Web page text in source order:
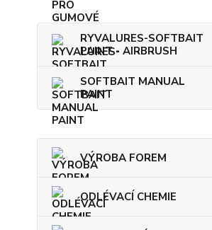
RYVALURES-SOFTBAIT
PAINT - AIRBRUSH
SOFTBAIT MANUAL
PAINT
VÝROBA FOREM
ODLÉVACÍ CHEMIE